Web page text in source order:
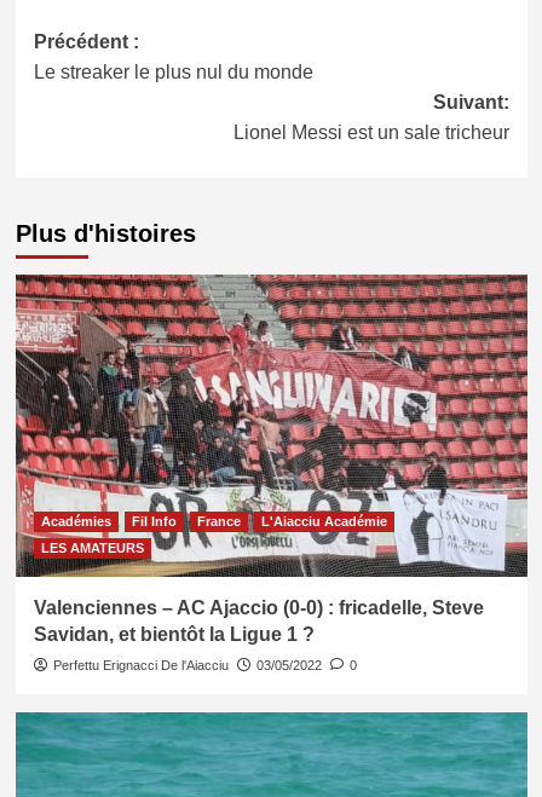
Navigation
d’article
Précédent :
Le streaker le plus nul du monde
Suivant:
Lionel Messi est un sale tricheur
Plus d'histoires
Académies Fil Info France
L'Aiacciu Académie
LES AMATEURS
Valenciennes – AC Ajaccio (0-0) : fricadelle, Steve
Savidan, et bientôt la Ligue 1 ?
Perfettu Erignacci De l'Aiacciu 03/05/2022 0